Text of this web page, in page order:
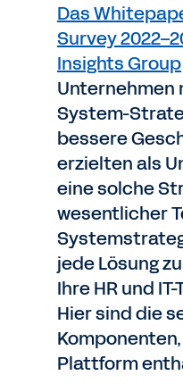
Das
Survey
Insights Group
Unternehmen
System-
bessere
erzielten als
eine solche
wesentlicher
jede Lösung
Ihre HR und
Hier sind die
Plattform